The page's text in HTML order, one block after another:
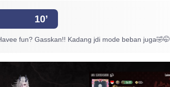
10’
fun? Gasskan!! Kadang jdi mode beban juga🤣🤭